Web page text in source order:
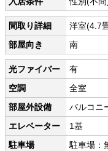
間取り詳細
洋室(4.7
部屋向き
南
光ファイバー
有
空調
全室
部屋外設備
バルコニ
エレベーター
1基
駐車場
駐車場